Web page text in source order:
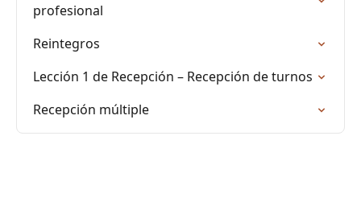
profesional
Reintegros
Lección 1 de Recepción – Recepción de turnos
Recepción múltiple